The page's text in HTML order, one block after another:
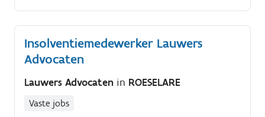
job als zelfstandig advocaat?.
Insolventiemedewerker Lauwers
Advocaten
Lauwers Advocaten in ROESELARE
Vaste jobs